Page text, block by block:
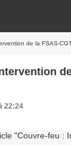
de la FSAS-
22:24